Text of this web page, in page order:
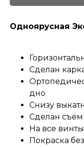
Одноярусная
Сделан
дно
Снизу
Сделан
На все
Покраска